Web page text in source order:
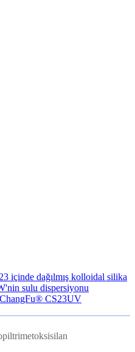
içinde dağılmış kolloidal silika
sulu dispersiyonu
CS23UV